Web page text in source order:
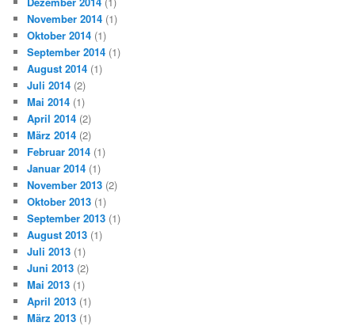
November 2014 (1)
Oktober 2014 (1)
September 2014 (1)
August 2014 (1)
Juli 2014 (2)
Mai 2014 (1)
April 2014 (2)
März 2014 (2)
Februar 2014 (1)
Januar 2014 (1)
November 2013 (2)
Oktober 2013 (1)
September 2013 (1)
August 2013 (1)
Juli 2013 (1)
Juni 2013 (2)
Mai 2013 (1)
April 2013 (1)
März 2013 (1)